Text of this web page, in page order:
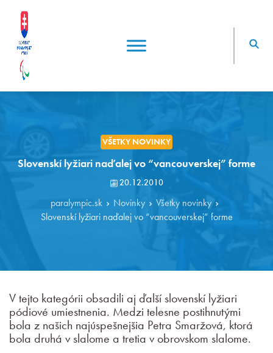
VŠETKY NOVINKY
Slovenskí lyžiari naďalej vo “vancouverskej” forme
20.12.2010
paralympic.sk Novinky
Všetky novinky
Slovenskí lyžiari naďalej vo “vancouverskej” forme
V tejto kategórii obsadili aj ďalší slovenskí lyžiari
pódiové umiestnenia. Medzi telesne postihnutými
bola z našich najúspešnejšia Petra Smaržová, ktorá
bola druhá v slalome a tretia v obrovskom slalome.